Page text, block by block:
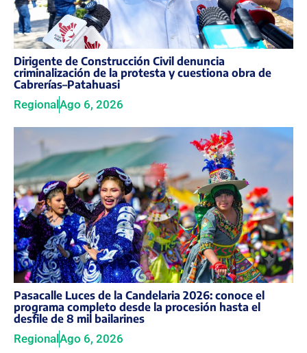
Dirigente de Construcción Civil denuncia
criminalización de la protesta y cuestiona obra de
Cabrerías–Patahuasi
Regional Ago 6, 2026
Pasacalle Luces de la Candelaria 2026: conoce el
programa completo desde la procesión hasta el
desfile de 8 mil bailarines
Regional Ago 6, 2026